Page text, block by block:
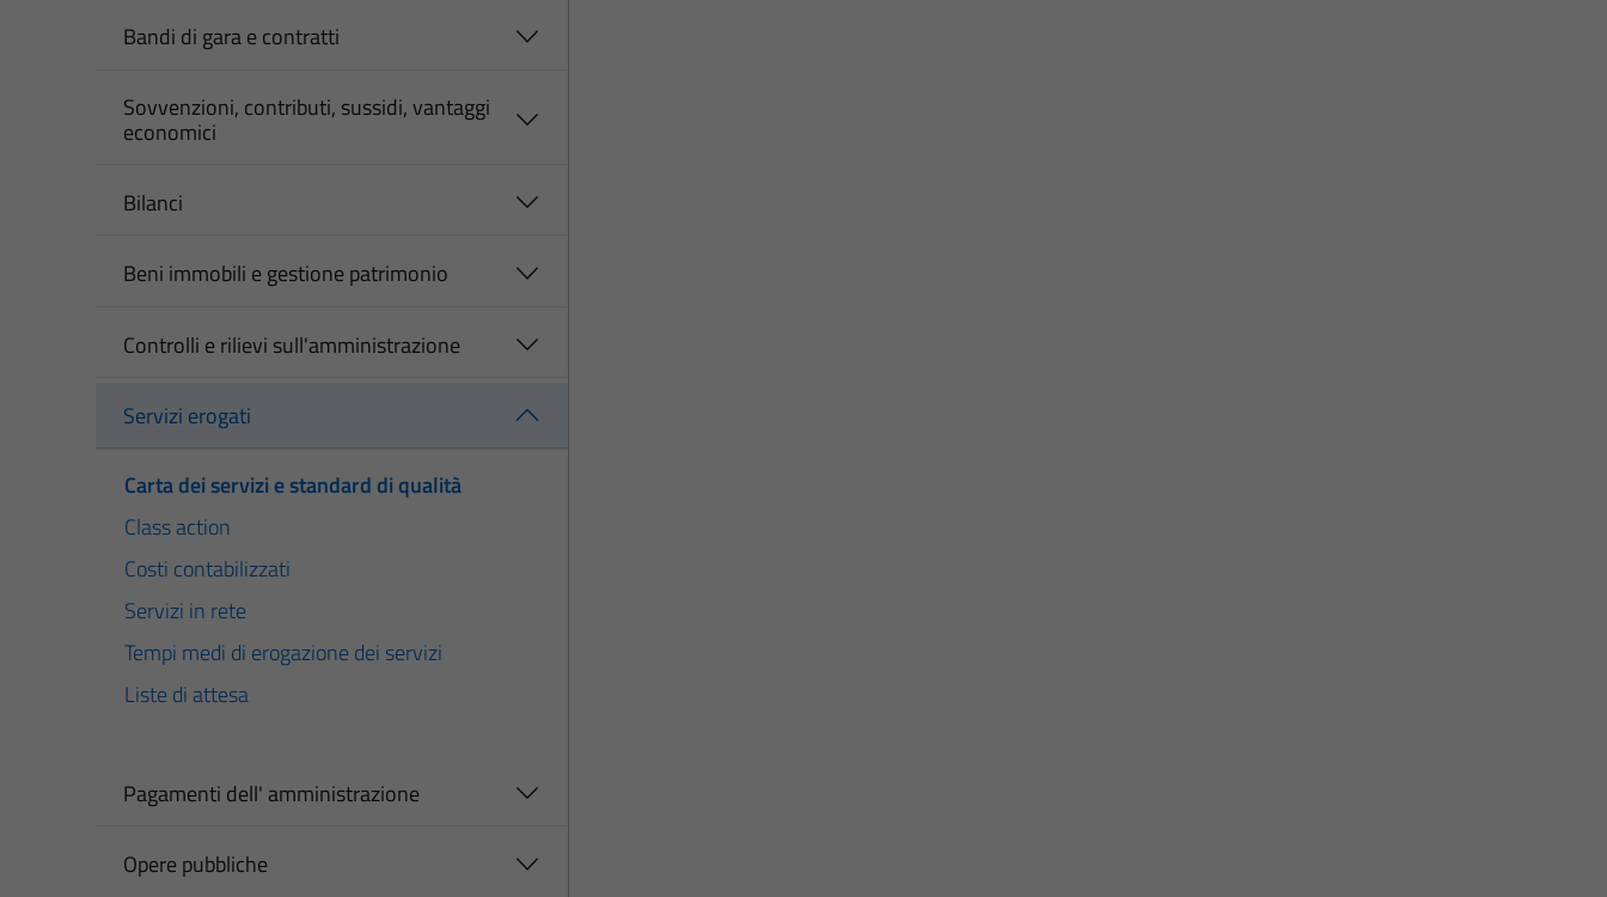
Bandi di gara e contratti
Sovvenzioni, contributi, sussidi, vantaggi
economici
Bilanci
Beni immobili e gestione patrimonio
Controlli e rilievi sull'amministrazione
Servizi erogati
Carta dei servizi e standard di qualità
Class action
Costi contabilizzati
Servizi in rete
Tempi medi di erogazione dei servizi
Liste di attesa
Pagamenti dell' amministrazione
Opere pubbliche